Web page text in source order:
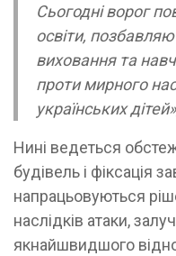
Сьогодні ворог
освіти,
виховання та
проти мирного
українських
Нині ведеться
будівель і фіксація
напрацьовуються
наслідків атаки,
якнайшвидшого